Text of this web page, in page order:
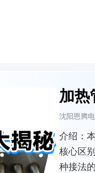
加热
沈阳恩腾
介绍：
核心区
种接法